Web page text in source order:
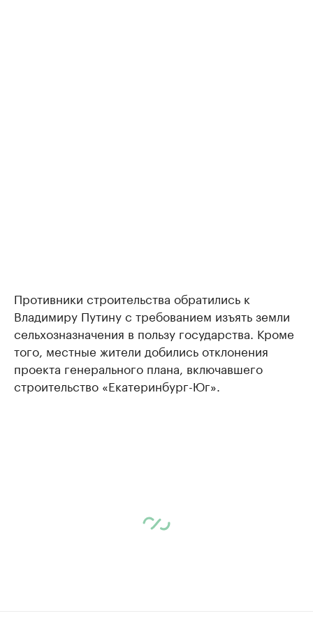
Противники строительства обратились к
Владимиру Путину с требованием изъять земли
сельхозназначения в пользу государства. Кроме
того, местные жители добились отклонения
проекта генерального плана, включавшего
строительство «Екатеринбург-Юг».